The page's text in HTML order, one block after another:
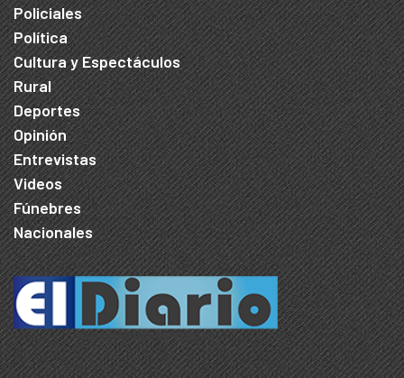
Policiales
Política
Cultura y Espectáculos
Rural
Deportes
Opinión
Entrevistas
Videos
Fúnebres
Nacionales